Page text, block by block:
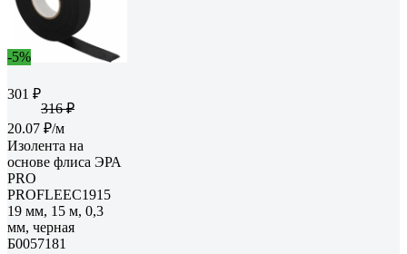
-5%
301 ₽
316 ₽
20.07 ₽/м
Изолента на
основе флиса ЭРА
PRO
PROFLEEC1915
19 мм, 15 м, 0,3
мм, черная
Б0057181